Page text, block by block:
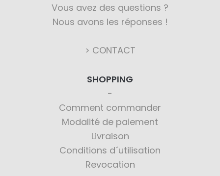
Vous avez des questions ?
Nous avons les réponses !
> CONTACT
SHOPPING
Comment commander
Modalité de paiement
Livraison
Conditions d´utilisation
Revocation